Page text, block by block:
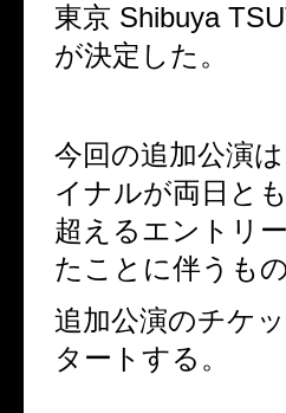
東京 Shibuya
が決定した。
今回の追加公演
イナルが両日と
超えるエントリ
たことに伴うもの
追加公演のチケ
タートする。